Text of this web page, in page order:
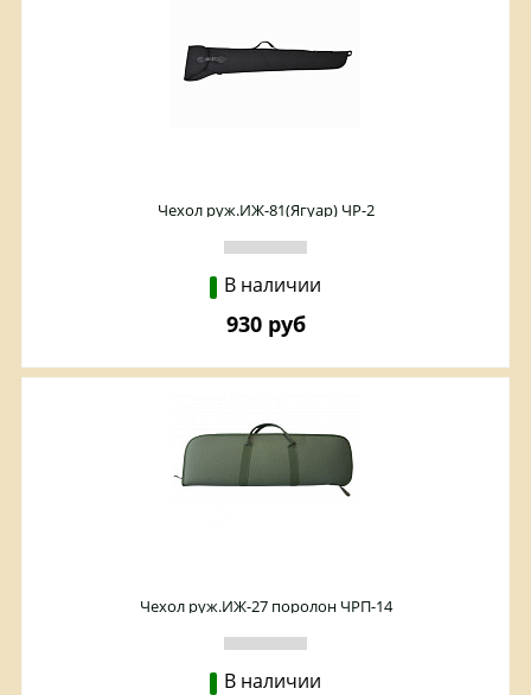
Чехол руж.ИЖ-81(Ягуар) ЧР-2
В наличии
930 руб
Чехол руж.ИЖ-27 поролон ЧРП-14
В наличии